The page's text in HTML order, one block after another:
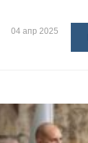
04 апр 2025